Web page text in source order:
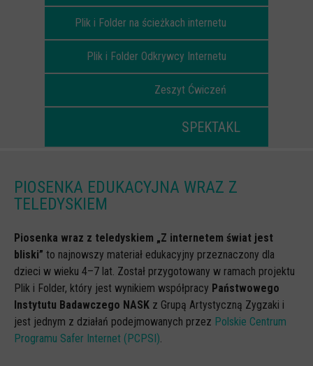
Plik i Folder na ścieżkach internetu
Plik i Folder Odkrywcy Internetu
Zeszyt Ćwiczeń
SPEKTAKL
PIOSENKA EDUKACYJNA WRAZ Z
TELEDYSKIEM
Piosenka wraz z teledyskiem „Z internetem świat jest
bliski” to najnowszy materiał edukacyjny przeznaczony dla
dzieci w wieku 4–7 lat. Został przygotowany w ramach projektu
Plik i Folder, który jest wynikiem współpracy Państwowego
Instytutu Badawczego NASK z Grupą Artystyczną Zygzaki i
jest jednym z działań podejmowanych przez Polskie Centrum
Programu Safer Internet (PCPSI).
CYBER lekcje 3.0
Cyberlekcje
Szkoła Sieci Społecznościowych
BEZPIECZNE WAKACJE 2023
BEZPIECZNE WAKACJE 2022
CYBERREPETYTORIUM
RAZEM W SIECI
INFOGRAFIKI
SŁOWA Z SIECI NASZYCH DZIECI
Webinaria